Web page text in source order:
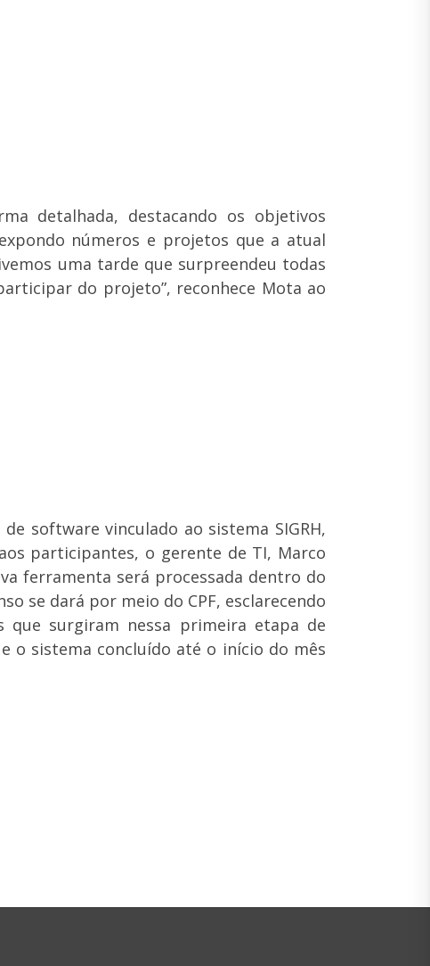
detalhada, destacando os objetivos
números e projetos que a atual
uma tarde que surpreendeu todas
do projeto”, reconhece Mota ao
software vinculado ao sistema SIGRH,
participantes, o gerente de TI, Marco
ferramenta será processada dentro do
se dará por meio do CPF, esclarecendo
que surgiram nessa primeira etapa de
o sistema concluído até o início do mês